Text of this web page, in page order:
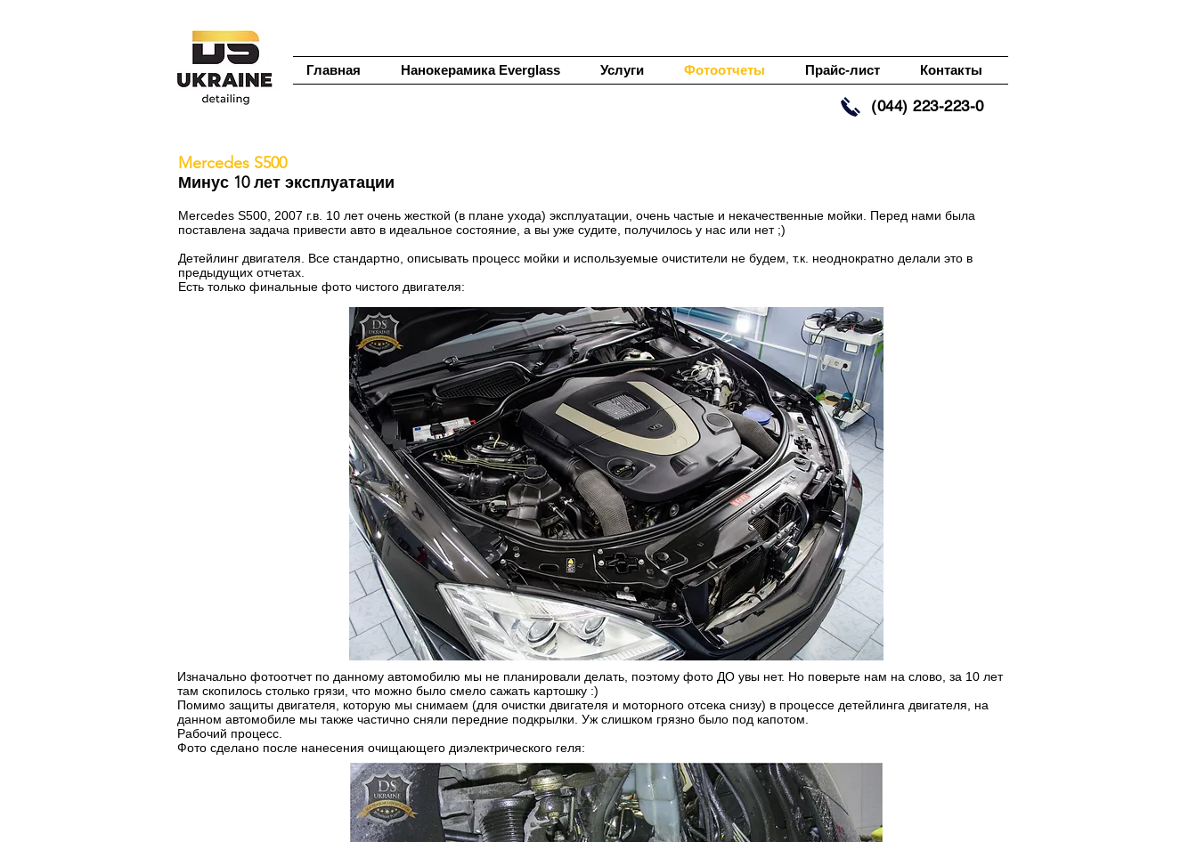
Главная Нанокерамика Everglass Услуги Фотоотчеты Прайс-лист Контакты
(044) 223-223-0
Mercedes S500
Минус 10 лет эксплуатации
Mercedes S500, 2007 г.в. 10 лет очень жесткой (в плане ухода) эксплуатации, очень частые и некачественные мойки. Перед нами была
поставлена задача привести авто в идеальное состояние, а вы уже судите, получилось у нас или нет ;)
Детейлинг двигателя. Все стандартно, описывать процесс мойки и используемые очистители не будем, т.к. неоднократно делали это в
предыдущих отчетах.
Есть только финальные фото чистого двигателя:
Изначально фотоотчет по данному автомобилю мы не планировали делать, поэтому фото ДО увы нет. Но поверьте нам на слово, за 10 лет
там скопилось столько грязи, что можно было смело сажать картошку :)
Помимо защиты двигателя, которую мы снимаем (для очистки двигателя и моторного отсека снизу) в процессе детейлинга двигателя, на
данном автомобиле мы также частично сняли передние подкрылки. Уж слишком грязно было под капотом.
Рабочий процесс.
Фото сделано после нанесения очищающего диэлектрического геля: